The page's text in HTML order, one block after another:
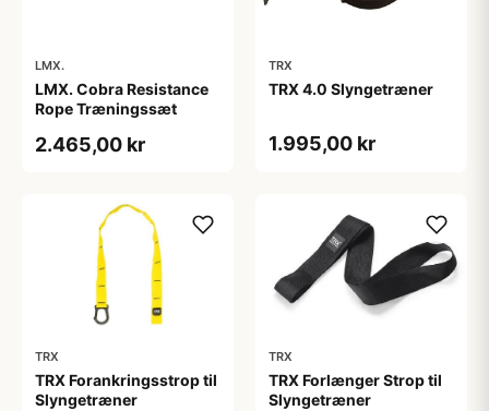
LMX.
LMX. Cobra Resistance
Rope Træningssæt
2.465,00 kr
TRX
TRX 4.0 Slyngetræner
1.995,00 kr
TRX
TRX Forankringsstrop til
Slyngetræner
TRX
TRX Forlænger Strop til
Slyngetræner